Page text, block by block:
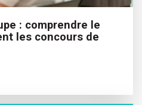
: comprendre le
les concours de